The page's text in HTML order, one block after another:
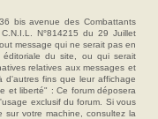
bis avenue des Combattants
N°814215 du 29 Juillet
message qui ne serait pas en
du site, ou qui serait
relatives aux messages et
fins que leur affichage
et liberté" : Ce forum déposera
exclusif du forum. Si vous
votre machine, consultez la